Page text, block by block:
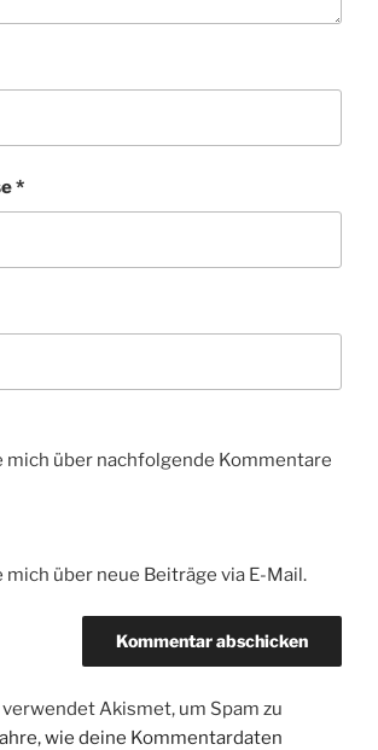
*
mich über nachfolgende Kommentare
über neue Beiträge via E-Mail.
Akismet, um Spam zu
wie deine Kommentardaten